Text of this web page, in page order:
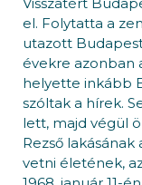
el. Folytatta a
utazott
évekre azonban
helyette inkább
szóltak a hírek.
lett, majd végül
Rezső
vetni életének,